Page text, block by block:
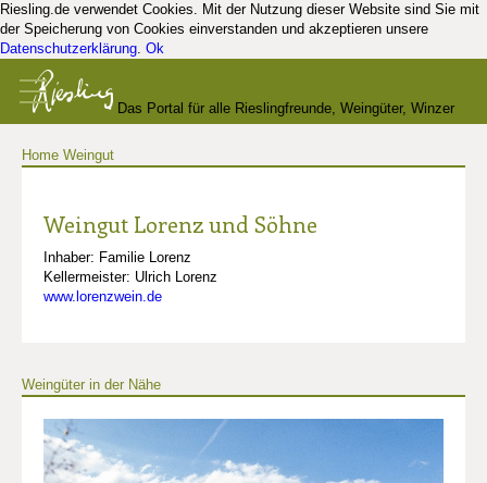
Riesling.de verwendet Cookies. Mit der Nutzung dieser Website sind Sie mit
der Speicherung von Cookies einverstanden und akzeptieren unsere
Datenschutzerklärung. Ok
Das Portal für alle Rieslingfreunde, Weingüter, Winzer
Home Weingut
Weingut Lorenz und Söhne
Inhaber: Familie Lorenz
Kellermeister: Ulrich Lorenz
www.lorenzwein.de
Weingüter in der Nähe